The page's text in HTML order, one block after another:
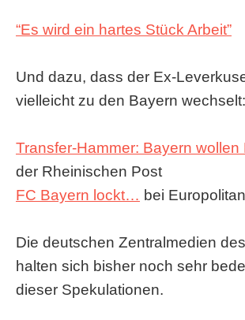
“Es wird ein hartes Stück Arbeit”
Und dazu, dass der Ex-
vielleicht zu den Bayern wechselt:
Transfer-Hammer: Bayern wollen
der Rheinischen Post
FC Bayern lockt… bei Europolitan
Die deutschen Zentralmedien
halten sich bisher noch sehr
dieser Spekulationen.